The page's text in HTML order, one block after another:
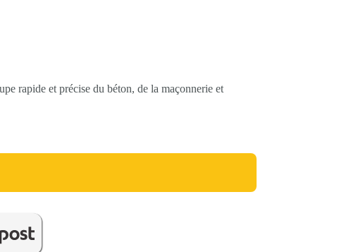
rapide et précise du béton, de la maçonnerie et